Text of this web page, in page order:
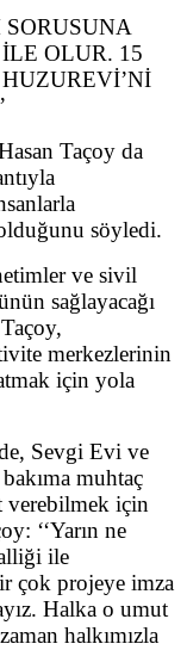
OLUR. 15
Taçoy da
söyledi.
ve sivil
sağlayacağı
merkezlerinin
için yola
Sevgi Evi ve
muhtaç
verebilmek için
‘‘Yarın ne
ile
çok projeye imza
Halka o umut
halkımızla